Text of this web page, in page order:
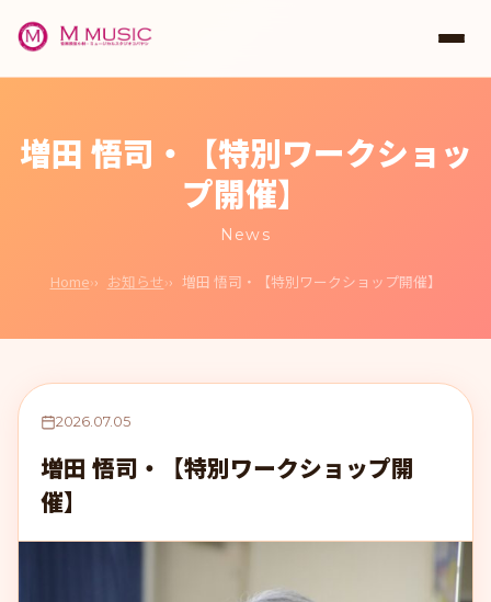
増田 悟司・【特別ワークショッ
プ開催】
News
Home お知らせ 増田 悟司・【特別ワークショップ開催】
2026.07.05
増田 悟司・【特別ワークショップ開
催】